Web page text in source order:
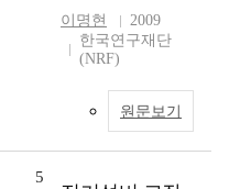
이명현
2009
한국연구재단
(NRF)
원문보기
5